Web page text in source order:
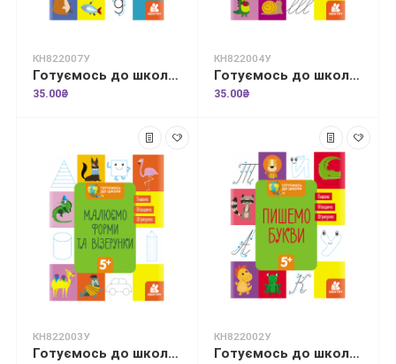
КН822007У
Готуємось до школи. Англійський алфавіт
35.00₴
КН822004У
Готуємось до школи. Готуємо руку до письма
35.00₴
КН822003У
Готуємось до школи. Малюємо форми та візерунки
КН822002У
Готуємось до школи. Пишемо букви